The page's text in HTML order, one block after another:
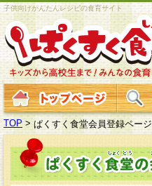
子供向けかんたんレシピの食育サイト
TOP > ぱくすく食堂会員登録ページ